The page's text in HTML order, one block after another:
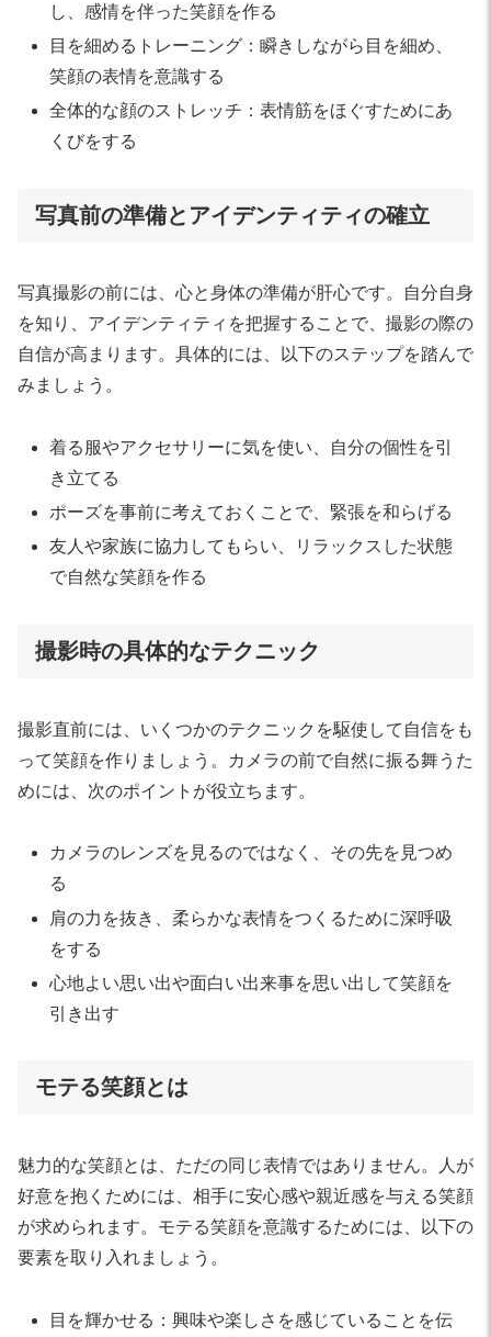
し、感情を伴った笑顔を作る
目を細めるトレーニング：瞬きしながら目を細め、
笑顔の表情を意識する
全体的な顔のストレッチ：表情筋をほぐすためにあ
くびをする
写真前の準備とアイデンティティの確立
写真撮影の前には、心と身体の準備が肝心です。自分自身
を知り、アイデンティティを把握することで、撮影の際の
自信が高まります。具体的には、以下のステップを踏んで
みましょう。
着る服やアクセサリーに気を使い、自分の個性を引
き立てる
ポーズを事前に考えておくことで、緊張を和らげる
友人や家族に協力してもらい、リラックスした状態
で自然な笑顔を作る
撮影時の具体的なテクニック
撮影直前には、いくつかのテクニックを駆使して自信をも
って笑顔を作りましょう。カメラの前で自然に振る舞うた
めには、次のポイントが役立ちます。
カメラのレンズを見るのではなく、その先を見つめ
る
肩の力を抜き、柔らかな表情をつくるために深呼吸
をする
心地よい思い出や面白い出来事を思い出して笑顔を
引き出す
モテる笑顔とは
魅力的な笑顔とは、ただの同じ表情ではありません。人が
好意を抱くためには、相手に安心感や親近感を与える笑顔
が求められます。モテる笑顔を意識するためには、以下の
要素を取り入れましょう。
目を輝かせる：興味や楽しさを感じていることを伝